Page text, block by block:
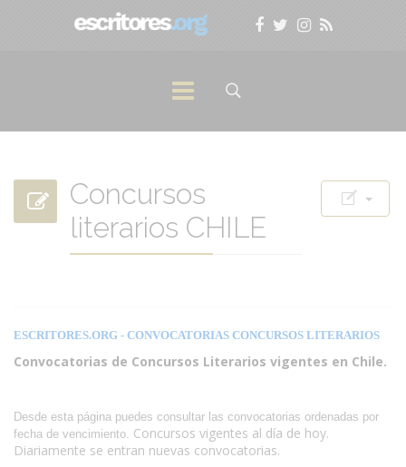
Concursos
literarios CHILE
ESCRITORES.ORG - CONVOCATORIAS CONCURSOS LITERARIOS
Convocatorias de Concursos Literarios vigentes en Chile.
Desde esta página puedes consultar las convocatorias ordenadas por
fecha de vencimiento. Concursos vigentes al día de hoy.
Diariamente se entran nuevas convocatorias.